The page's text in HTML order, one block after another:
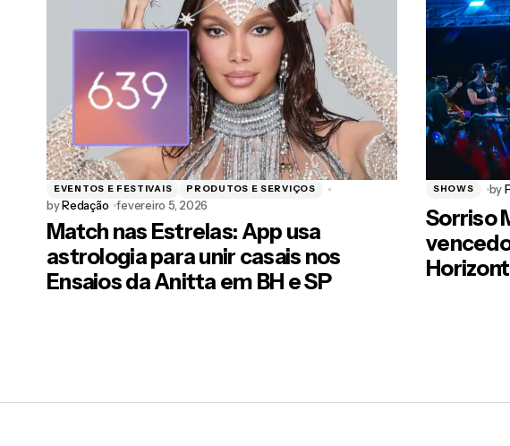
Your Message*
Salvar meus dados neste navegador para a próxima vez que eu
Post Comment
EVENTOS E FESTIVAIS PRODUTOS E SERVIÇOS
byRedação fevereiro 5, 2026
Match nas Estrelas: App usa
astrologia para unir casais nos
Ensaios da Anitta em BH e SP
SHOWS by
Sorriso